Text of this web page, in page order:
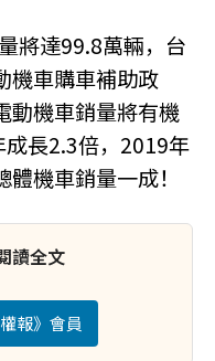
將達99.8萬輛，台
機車購車補助政
動機車銷量將有機
長2.3倍，2019年
機車銷量一成！
讀全文
報》會員